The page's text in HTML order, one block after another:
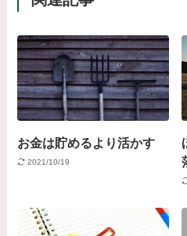
お金は貯めるより活かす
2021/10/19